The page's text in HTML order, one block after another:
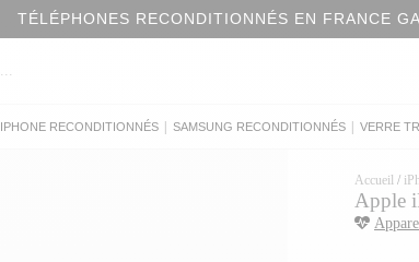
TÉLÉPHONES RECONDITIONNÉS EN FRANCE
IPHONE RECONDITIONNÉS SAMSUNG RECONDITIONNÉS VERRE
Accueil /
Apple